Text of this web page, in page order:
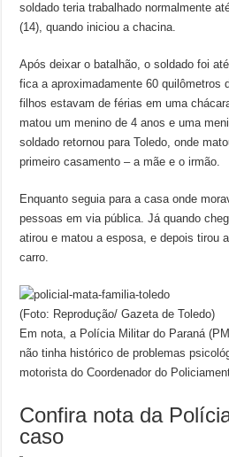
soldado teria trabalhado normalmente
(14), quando iniciou a chacina.
Após deixar o batalhão, o soldado foi
fica a aproximadamente 60 quilômetros
filhos estavam de férias em uma
matou um menino de 4 anos e uma
soldado retornou para Toledo, onde
primeiro casamento – a mãe e o irmão.
Enquanto seguia para a casa onde
pessoas em via pública. Já quando
atirou e matou a esposa, e depois tirou
carro.
(Foto: Reprodução/ Gazeta de Toledo)
Em nota, a Polícia Militar do Paraná
não tinha histórico de problemas
motorista do Coordenador do
Confira nota da
caso